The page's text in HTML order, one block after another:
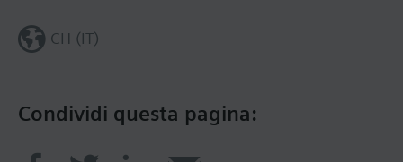
Condividi questa pagina:
CH (IT)